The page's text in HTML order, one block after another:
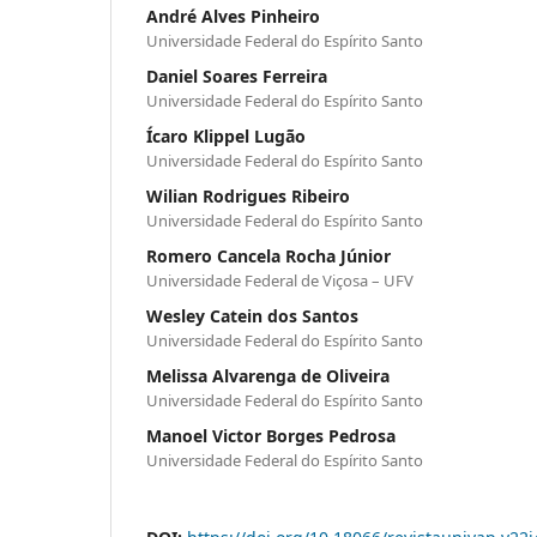
André Alves Pinheiro
Universidade Federal do Espírito Santo
Daniel Soares Ferreira
Universidade Federal do Espírito Santo
Ícaro Klippel Lugão
Universidade Federal do Espírito Santo
Wilian Rodrigues Ribeiro
Universidade Federal do Espírito Santo
Romero Cancela Rocha Júnior
Universidade Federal de Viçosa – UFV
Wesley Catein dos Santos
Universidade Federal do Espírito Santo
Melissa Alvarenga de Oliveira
Universidade Federal do Espírito Santo
Manoel Victor Borges Pedrosa
Universidade Federal do Espírito Santo